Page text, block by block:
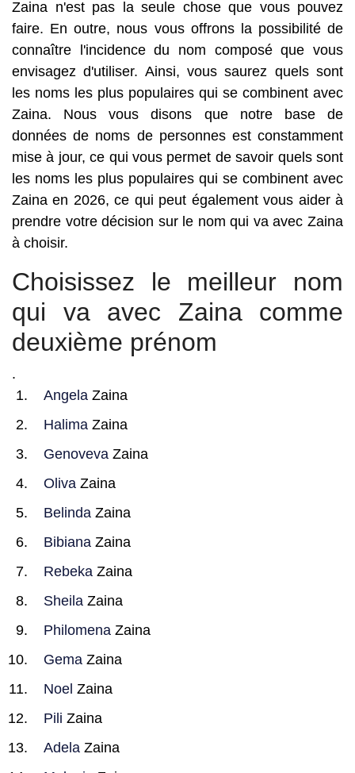
Zaina n'est pas la seule chose que vous pouvez
faire. En outre, nous vous offrons la possibilité de
connaître l'incidence du nom composé que vous
envisagez d'utiliser. Ainsi, vous saurez quels sont
les noms les plus populaires qui se combinent avec
Zaina. Nous vous disons que notre base de
données de noms de personnes est constamment
mise à jour, ce qui vous permet de savoir quels sont
les noms les plus populaires qui se combinent avec
Zaina en 2026, ce qui peut également vous aider à
prendre votre décision sur le nom qui va avec Zaina
à choisir.
Choisissez le meilleur nom
qui va avec Zaina comme
deuxième prénom
.
Angela Zaina
Halima Zaina
Genoveva Zaina
Oliva Zaina
Belinda Zaina
Bibiana Zaina
Rebeka Zaina
Sheila Zaina
Philomena Zaina
Gema Zaina
Noel Zaina
Pili Zaina
Adela Zaina